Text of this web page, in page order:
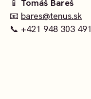
📱 Tomáš Bareš
📧 bares@tenus.sk
📞 +421 948 303 491